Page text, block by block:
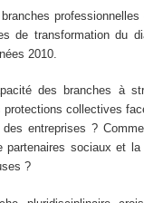
branches
de transformation du
2010.
des branches à
protections collectives
entreprises ?
partenaires sociaux et
?